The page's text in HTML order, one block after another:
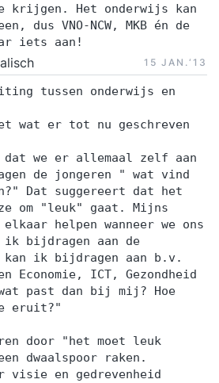
traint oa burgemeesters,
bestuurders, scholen,
communicatieadviseurs,
en topsporters in het omgaan
wordt op maat
meer algemene oriëntatie
binnen en buiten uw
als input voor de
deelnemers aangedragen
nemen. Op deze manier
op de individuele
de overtuiging dat
als ze plezier hebben in
kenmerkt zich
en een
en zelfrelativering een
Aan de andere kant
krijgen. Het onderwijs kan
dus VNO-NCW, MKB én de
iets aan!
15 JAN.‘13
tussen onderwijs en
wat er tot nu geschreven
we er allemaal zelf aan
de jongeren " wat vind
Dat suggereert dat het
om "leuk" gaat. Mijns
helpen wanneer we ons
ik bijdragen aan de
kan ik bijdragen aan b.v.
Economie, ICT, Gezondheid
past dan bij mij? Hoe
eruit?"
door "het moet leuk
dwaalspoor raken.
en gedrevenheid